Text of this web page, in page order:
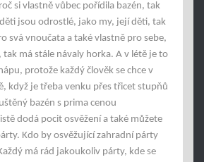
si vlastně vůbec pořídila bazén, tak
jsou odrostlé, jako my, její děti, tak
svá vnoučata a také vlastně pro sebe,
má stále návaly horka. A v létě je to
protože každý člověk se chce v
když je třeba venku přes třicet stupňů
bazén s prima cenou
dodá pocit osvěžení a také můžete
Kdo by osvěžující zahradní párty
má rád jakoukoliv párty, kde se